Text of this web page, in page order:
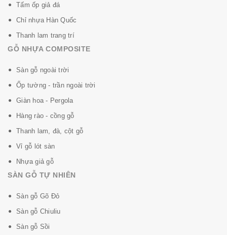
Tấm ốp giả đá
Chỉ nhựa Hàn Quốc
Thanh lam trang trí
GỖ NHỰA COMPOSITE
Sàn gỗ ngoài trời
Ốp tường - trần ngoài trời
Giàn hoa - Pergola
Hàng rào - cồng gỗ
Thanh lam, đà, cột gỗ
Vỉ gỗ lót sàn
Nhựa giả gỗ
SÀN GỖ TỰ NHIÊN
Sàn gỗ Gõ Đỏ
Sàn gỗ Chiuliu
Sàn gỗ Sồi